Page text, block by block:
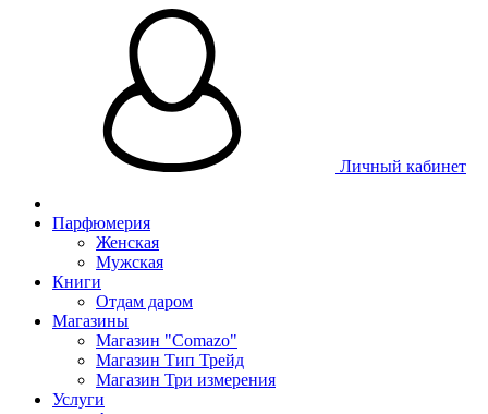
Личный кабинет
Парфюмерия
Женская
Мужская
Книги
Отдам даром
Магазины
Магазин "Comazo"
Магазин Тип Трейд
Магазин Три измерения
Услуги